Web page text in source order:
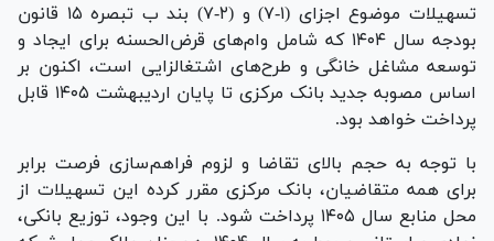
تسهیلات موضوع اجزای (۱-۷) و (۲-۷) بند ب تبصره ۱۵ قانون
بودجه سال ۱۴۰۴ که شامل وام‌های قرض‌الحسنه برای ایجاد و
توسعه مشاغل خانگی و طرح‌های اشتغالزایی است، اکنون بر
اساس مصوبه جدید بانک مرکزی تا پایان اردیبهشت ۱۴۰۵ قابل
پرداخت خواهد بود.
با توجه به حجم بالای تقاضا و لزوم فراهم‌سازی فرصت برابر
برای همه متقاضیان، بانک مرکزی مقرر کرده این تسهیلات از
محل منابع سال ۱۴۰۵ پرداخت شود. با این وجود، توزیع بانکی،